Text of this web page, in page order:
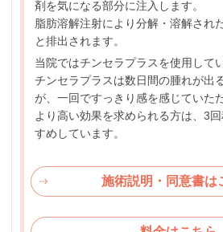
剤を気になる部分に注入します。
脂肪溶解注射により分解・溶解され
と排出されます。
当院ではチンセラプラスを使用して
チンセラプラスは数日間の腫れが出
が、一回ですっきり感を感じていた
より高い効果を求められる方は、3
すめしています。
施術説明・同意書は